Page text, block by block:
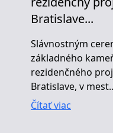
Bratislave...
Slávnostným
základného
rezidenčného
Bratislave, v
Čítať viac